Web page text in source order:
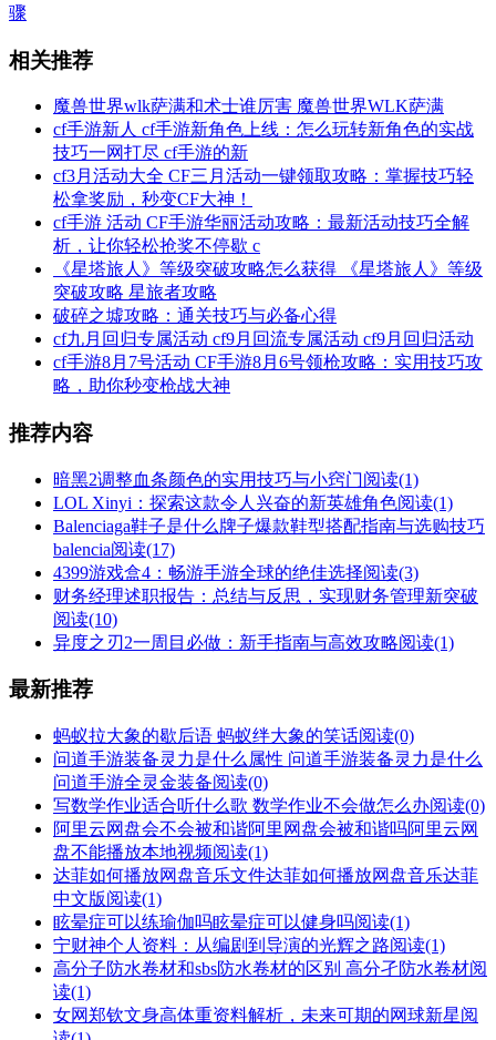
骤
相关推荐
魔兽世界wlk萨满和术士谁厉害 魔兽世界WLK萨满
cf手游新人 cf手游新角色上线：怎么玩转新角色的实战
技巧一网打尽 cf手游的新
cf3月活动大全 CF三月活动一键领取攻略：掌握技巧轻
松拿奖励，秒变CF大神！
cf手游 活动 CF手游华丽活动攻略：最新活动技巧全解
析，让你轻松抢奖不停歇 c
《星塔旅人》等级突破攻略怎么获得 《星塔旅人》等级
突破攻略 星旅者攻略
破碎之墟攻略：通关技巧与必备心得
cf九月回归专属活动 cf9月回流专属活动 cf9月回归活动
cf手游8月7号活动 CF手游8月6号领枪攻略：实用技巧攻
略，助你秒变枪战大神
推荐内容
暗黑2调整血条颜色的实用技巧与小窍门阅读(1)
LOL Xinyi：探索这款令人兴奋的新英雄角色阅读(1)
Balenciaga鞋子是什么牌子爆款鞋型搭配指南与选购技巧
balencia阅读(17)
4399游戏盒4：畅游手游全球的绝佳选择阅读(3)
财务经理述职报告：总结与反思，实现财务管理新突破
阅读(10)
异度之刃2一周目必做：新手指南与高效攻略阅读(1)
最新推荐
蚂蚁拉大象的歇后语 蚂蚁绊大象的笑话阅读(0)
问道手游装备灵力是什么属性 问道手游装备灵力是什么
问道手游全灵金装备阅读(0)
写数学作业适合听什么歌 数学作业不会做怎么办阅读(0)
阿里云网盘会不会被和谐阿里网盘会被和谐吗阿里云网
盘不能播放本地视频阅读(1)
达菲如何播放网盘音乐文件达菲如何播放网盘音乐达菲
中文版阅读(1)
眩晕症可以练瑜伽吗眩晕症可以健身吗阅读(1)
宁财神个人资料：从编剧到导演的光辉之路阅读(1)
高分子防水卷材和sbs防水卷材的区别 高分孑防水卷材阅
读(1)
女网郑钦文身高体重资料解析，未来可期的网球新星阅